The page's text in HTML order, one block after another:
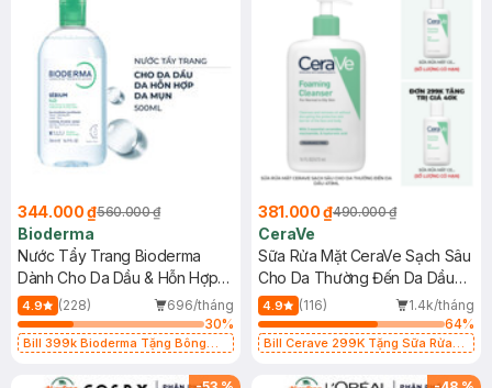
344.000 ₫560.000 ₫
Bioderma
Nước Tẩy Trang Bioderma
Dành Cho Da Dầu & Hỗn Hợp
500ml
4.9 (228)
696/tháng
30%
Bill 399k Bioderma Tặng Bông
381.000 ₫490.000 ₫
CeraVe
Sữa Rửa Mặt CeraVe Sạch Sâu
Cho Da Thường Đến Da Dầu
473ml
4.9 (116)
1.4k/tháng
64%
Bill Cerave 299K Tặng Sữa Rửa